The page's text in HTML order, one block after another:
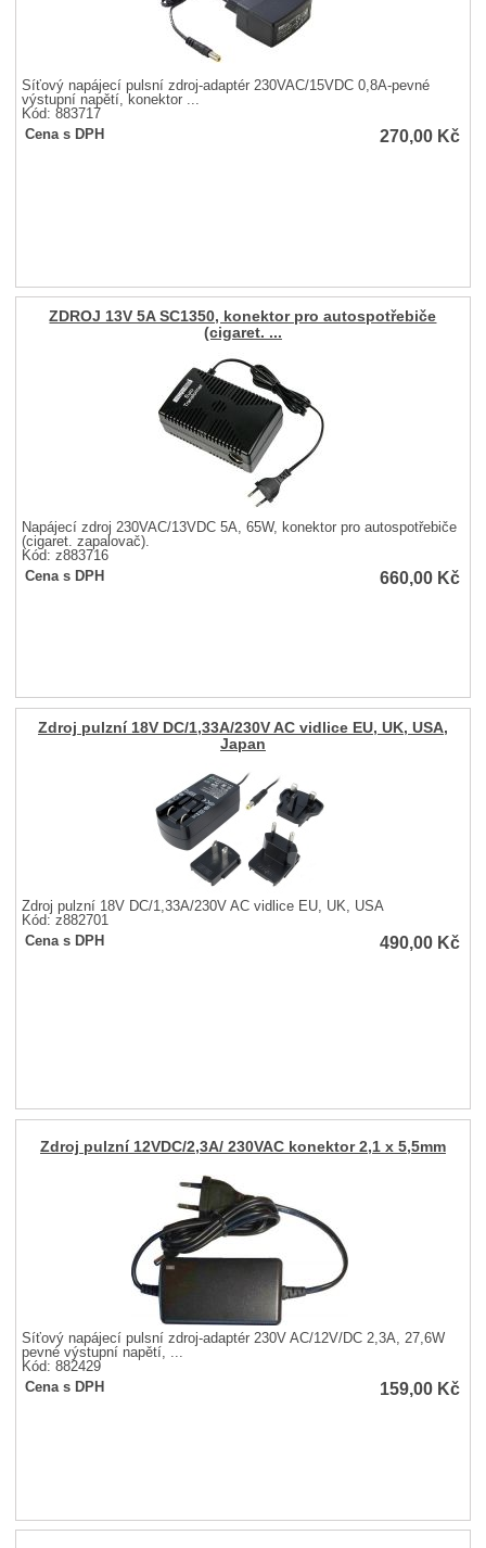
Síťový napájecí pulsní zdroj-adaptér 230VAC/15VDC 0,8A-pevné
výstupní napětí, konektor ...
Kód: 883717
Cena s DPH
270,00 Kč
ZDROJ 13V 5A SC1350, konektor pro autospotřebiče
(cigaret. ...
Napájecí zdroj 230VAC/13VDC 5A, 65W, konektor pro autospotřebiče
(cigaret. zapalovač).
Kód: z883716
Cena s DPH
660,00 Kč
Zdroj pulzní 18V DC/1,33A/230V AC vidlice EU, UK, USA,
Japan
Zdroj pulzní 18V DC/1,33A/230V AC vidlice EU, UK, USA
Kód: z882701
Cena s DPH
490,00 Kč
Zdroj pulzní 12VDC/2,3A/ 230VAC konektor 2,1 x 5,5mm
Síťový napájecí pulsní zdroj-adaptér 230V AC/12V/DC 2,3A, 27,6W
pevné výstupní napětí, ...
Kód: 882429
Cena s DPH
159,00 Kč